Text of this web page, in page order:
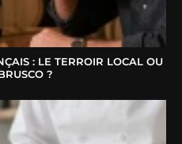
: LE TERROIR LOCAL OU
?